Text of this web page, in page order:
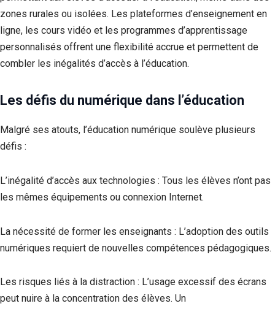
zones rurales ou isolées. Les plateformes d’enseignement en
ligne, les cours vidéo et les programmes d’apprentissage
personnalisés offrent une flexibilité accrue et permettent de
combler les inégalités d’accès à l’éducation.
Les défis du numérique dans l’éducation
Malgré ses atouts, l’éducation numérique soulève plusieurs
défis :
L’inégalité d’accès aux technologies : Tous les élèves n’ont pas
les mêmes équipements ou connexion Internet.
La nécessité de former les enseignants : L’adoption des outils
numériques requiert de nouvelles compétences pédagogiques.
Les risques liés à la distraction : L’usage excessif des écrans
peut nuire à la concentration des élèves. Un